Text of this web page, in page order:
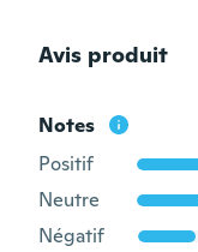
Avis produit
Notes
Positif
Neutre
Négatif